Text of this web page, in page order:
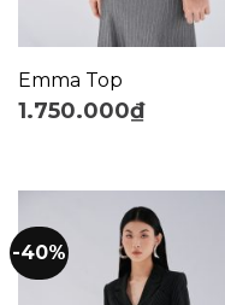
Emma Top
1.750.000₫
-40%